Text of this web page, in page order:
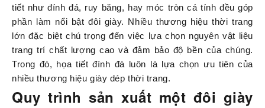
tiết như đính đá, ruy băng, hay móc tròn cá tính đều góp
phần làm nổi bật đôi giày. Nhiều thương hiệu thời trang
lớn đặc biệt chú trọng đến việc lựa chọn nguyên vật liệu
trang trí chất lượng cao và đảm bảo độ bền của chúng.
Trong đó, họa tiết đính đá luôn là lựa chọn ưu tiên của
nhiều thương hiệu giày dép thời trang.
Quy trình sản xuất một đôi giày